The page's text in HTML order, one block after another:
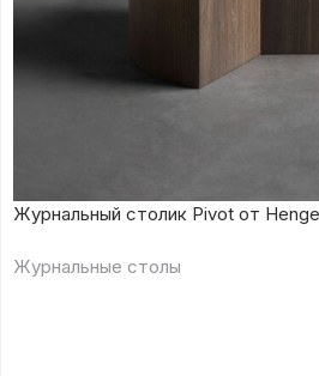
Журнальный столик Pivot от Henge
Журнальные столы